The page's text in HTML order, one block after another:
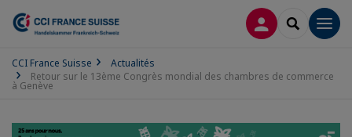
CONNEXION
CCI France Suisse
Actualités
Retour sur le 13ème Congrès mondial des chambres de commerce
à Genève